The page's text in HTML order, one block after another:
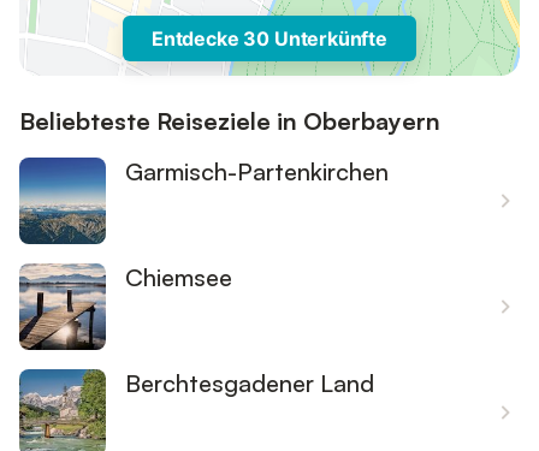
Entdecke 30 Unterkünfte
Beliebteste Reiseziele in Oberbayern
Garmisch-Partenkirchen
Chiemsee
Berchtesgadener Land